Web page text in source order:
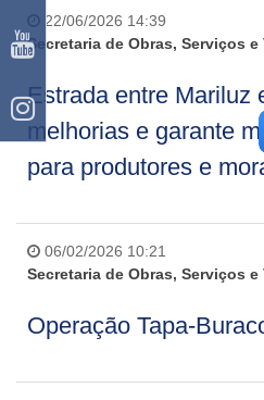
22/06/2026 14:39
Secretaria de Obras, Serviços e
Estrada entre Mariluz
melhorias e garante
para produtores e
06/02/2026 10:21
Secretaria de Obras, Serviços e
Operação Tapa-